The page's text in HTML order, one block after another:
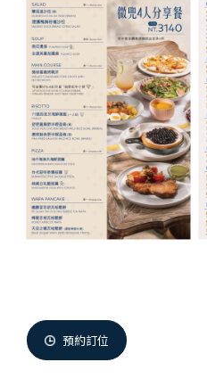
預約訂位
微兜
來